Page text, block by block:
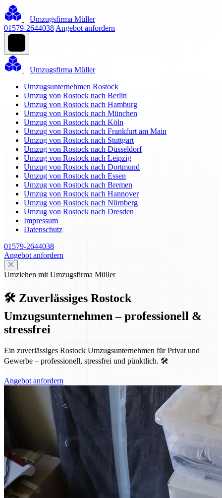
Umzugsfirma Müller
01579-2644038 Angebot anfordern
Umzugsfirma Müller
Umzugsunternehmen Rostock
Umzug von Rostock nach Berlin
Umzug von Rostock nach Hamburg
Umzug von Rostock nach München
Umzug von Rostock nach Köln
Umzug von Rostock nach Frankfurt am Main
Umzug von Rostock nach Stuttgart
Umzug von Rostock nach Düsseldorf
Umzug von Rostock nach Leipzig
Umzug von Rostock nach Dortmund
Umzug von Rostock nach Essen
Umzug von Rostock nach Bremen
Umzug von Rostock nach Hannover
Umzug von Rostock nach Nürnberg
Umzug von Rostock nach Dresden
Impressum
Datenschutz
01579-2644038
Angebot anfordern
Umziehen mit Umzugsfirma Müller
🛠️ Zuverlässiges Rostock
Umzugsunternehmen – professionell &
stressfrei
Ein zuverlässiges Rostock Umzugsunternehmen für Privat und
Gewerbe – professionell, stressfrei und pünktlich. 🛠️
Angebot anfordern